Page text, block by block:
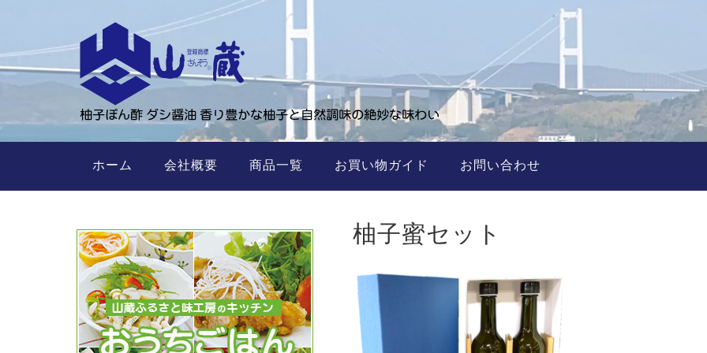
ホーム 会社概要 商品一覧 お買い物ガイド お問い合わせ
柚子蜜セット